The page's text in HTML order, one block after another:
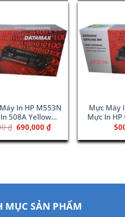
In HP M553N
508A Yellow
₫ Giá
gốc
là:
800,000 ₫.
690,000 ₫Giá
hiện
tại
là:
Mực Máy
Mực In HP
MỤC SẢN PHẨM